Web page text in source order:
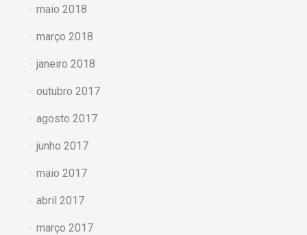
maio 2018
março 2018
janeiro 2018
outubro 2017
agosto 2017
junho 2017
maio 2017
abril 2017
março 2017